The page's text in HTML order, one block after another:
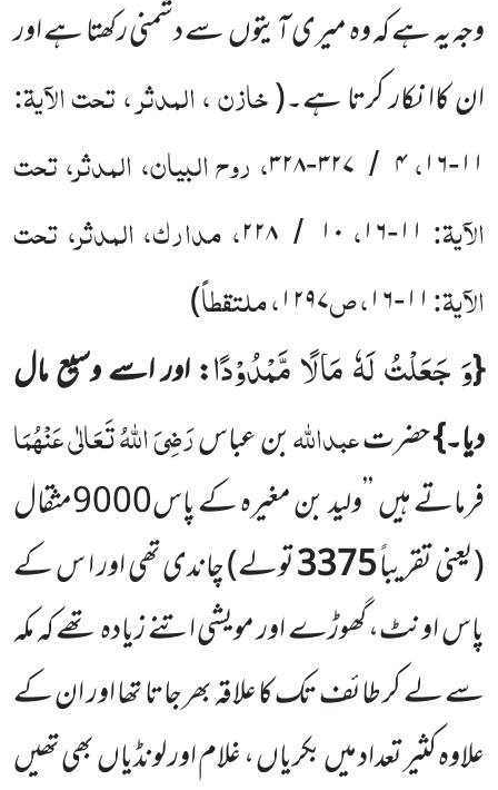
وجہ یہ ہے کہ وہ میری آیتوںسے دشمنی رکھتا ہے اور
ان کاا نکار کرتا ہے۔(خازن ، المدثر ، تحت الآیۃ:
۱۱-۱۶،۴ / ۳۲۷-۳۲۸، روح البیان، المدثر، تحت
الآیۃ: ۱۱-۱۶، ۱۰ /۲۲۸، مدارک، المدثر، تحت
الآیۃ:۱۱-۱۶، ص۱۲۹۷، ملتقطاً)
{وَ جَعَلْتُ لَهٗ مَالًا مَّمْدُوْدًا: اور اسے وسیع مال
دیا۔}حضرتعبداللّٰہبن عباسرَضِیَ اللّٰہُ تَعَالٰی عَنْہُمَا
فرماتے ہیں’’ولید بن مغیرہ کے پاس9000مثقال
(یعنی تقریباً3375تولے)چاندی تھی اور ا س کے
پاس اونٹ، گھوڑے اور مویشی اتنے زیادہ تھے کہ مکہ
سے لے کر طائف تک کا علاقہ بھر جاتا تھا اور ان کے
علاوہ کثیر تعداد میںبکریاں ، غلام اورلونڈیاںبھی تھیں